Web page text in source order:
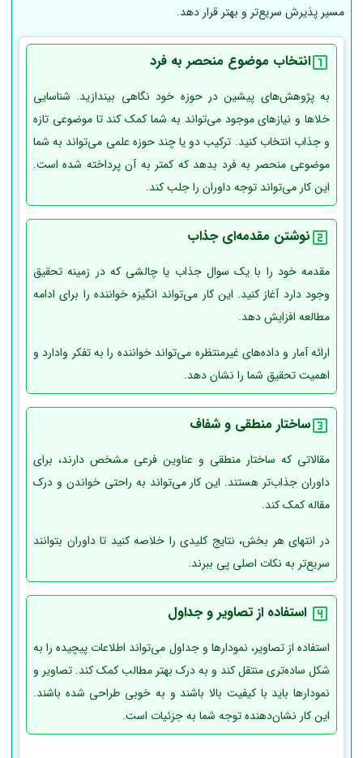
مسیر پذیرش سریع‌تر و بهتر قرار دهد.
انتخاب موضوع منحصر به فرد
به پژوهش‌های پیشین در حوزه خود نگاهی بیندازید. شناسایی
خلاها و نیازهای موجود می‌تواند به شما کمک کند تا موضوعی تازه
و جذاب انتخاب کنید. ترکیب دو یا چند حوزه علمی می‌تواند به شما
موضوعی منحصر به فرد بدهد که کمتر به آن پرداخته شده است.
این کار می‌تواند توجه داوران را جلب کند.
نوشتن مقدمه‌ای جذاب
مقدمه خود را با یک سوال جذاب یا چالشی که در زمینه تحقیق
وجود دارد آغاز کنید. این کار می‌تواند انگیزه خواننده را برای ادامه
مطالعه افزایش دهد.
ارائه آمار و داده‌های غیرمنتظره می‌تواند خواننده را به تفکر وادارد و
اهمیت تحقیق شما را نشان دهد.
ساختار منطقی و شفاف
مقالاتی که ساختار منطقی و عناوین فرعی مشخص دارند، برای
داوران جذاب‌تر هستند. این کار می‌تواند به راحتی خواندن و درک
مقاله کمک کند.
در انتهای هر بخش، نتایج کلیدی را خلاصه کنید تا داوران بتوانند
سریع‌تر به نکات اصلی پی ببرند.
استفاده از تصاویر و جداول
استفاده از تصاویر، نمودارها و جداول می‌تواند اطلاعات پیچیده را به
شکل ساده‌تری منتقل کند و به درک بهتر مطالب کمک کند. تصاویر و
نمودارها باید با کیفیت بالا باشند و به خوبی طراحی شده باشند.
این کار نشان‌دهنده توجه شما به جزئیات است.